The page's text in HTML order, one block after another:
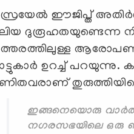
ഈജിപ്ത്
ദുരൂഹതയുണ്ടെന്ന
ഉറച്ച് പറയുന്നു.
ഇങ്ങനെയൊരു
നഗരസഭയിലെ ഒരു